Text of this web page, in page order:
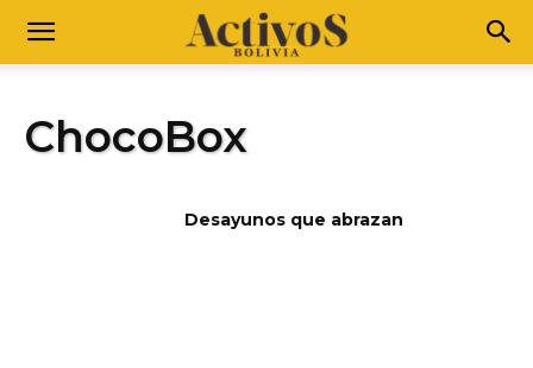
ChocoBox
Desayunos que abrazan